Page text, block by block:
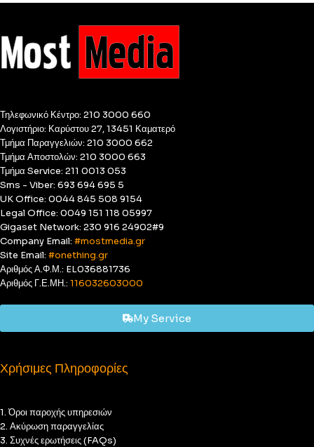
Τηλεφωνικό Κέντρο: 210 3000 660
Λογιστήριο: Καρύστου 27, 13451 Καματερό
Τμήμα Παραγγελιών: 210 3000 662
Τμήμα Αποστολών: 210 3000 663
Τμήμα Service: 211 0013 053
Sms - Viber: 693 694 695 5
UK Office: 0044 845 508 9154
Legal Office: 0049 151 118 05997
Gigaset Network: 230 916 24902#9
Company Email: #mostmedia.gr
Site Email: #onething.gr
Αριθμός Α.Φ.Μ.: EL036881736
Αριθμός Γ.Ε.ΜΗ.: 116032603000
My Service
Χρήσιμες Πληροφορίες
1. Όροι παροχής υπηρεσιών
2. Ακύρωση παραγγελίας
3. Συχνές ερωτήσεις (FAQs)